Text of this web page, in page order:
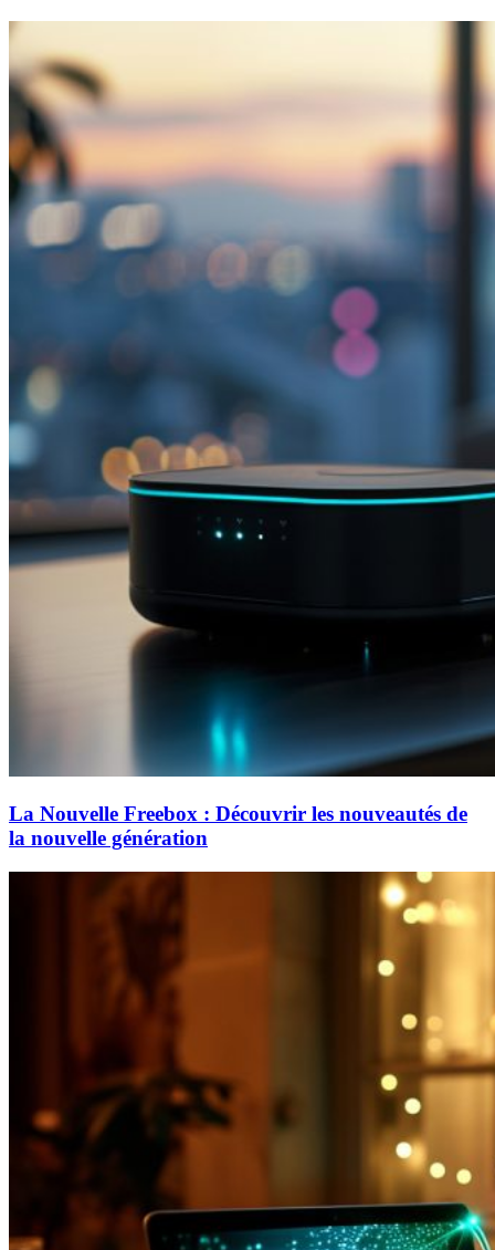
La Nouvelle Freebox : Découvrir les nouveautés de
la nouvelle génération